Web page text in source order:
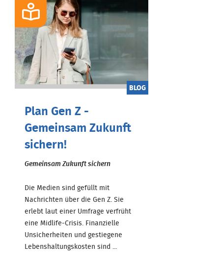
BLOG
Plan Gen Z -
Gemeinsam Zukunft
sichern!
Gemeinsam Zukunft sichern
Die Medien sind gefüllt mit
Nachrichten über die Gen Z. Sie
erlebt laut einer Umfrage verfrüht
eine Midlife-Crisis. Finanzielle
Unsicherheiten und gestiegene
Lebenshaltungskosten sind ...